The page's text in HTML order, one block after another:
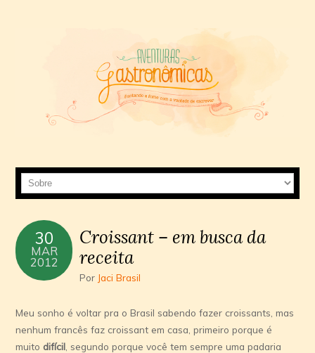
30
MAR
2012
Croissant – em busca da
receita
Por Jaci Brasil
Meu sonho é voltar pra o Brasil sabendo fazer croissants, mas
nenhum francês faz croissant em casa, primeiro porque é
muitodifícil , segundo porque você tem sempre uma padaria